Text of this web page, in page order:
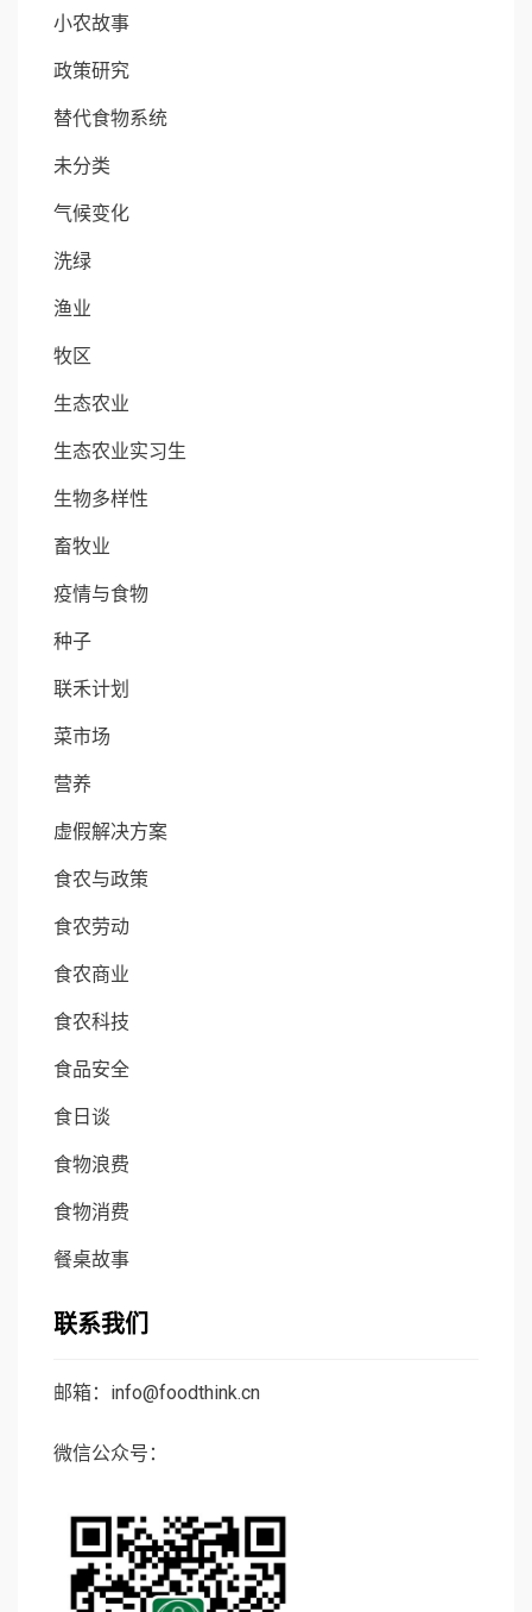
小农故事
政策研究
替代食物系统
未分类
气候变化
洗绿
渔业
牧区
生态农业
生态农业实习生
生物多样性
畜牧业
疫情与食物
种子
联禾计划
菜市场
营养
虚假解决方案
食农与政策
食农劳动
食农商业
食农科技
食品安全
食日谈
食物浪费
食物消费
餐桌故事
联系我们
邮箱：info@foodthink.cn
微信公众号：